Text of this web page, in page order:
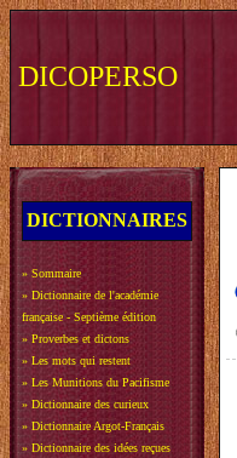
DICOPERSO
DICTIONNAIRES
» Sommaire
» Dictionnaire de l'académie
française - Septième édition
» Proverbes et dictons
» Les mots qui restent
» Les Munitions du Pacifisme
» Dictionnaire des curieux
» Dictionnaire Argot-Français
» Dictionnaire des idées reçues